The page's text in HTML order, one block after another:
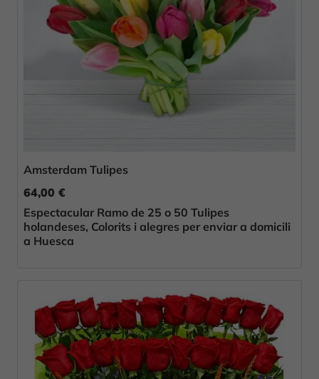
Amsterdam Tulipes
64,00 €
Espectacular Ramo de 25 o 50 Tulipes
holandeses, Colorits i alegres per enviar a domicili
a Huesca